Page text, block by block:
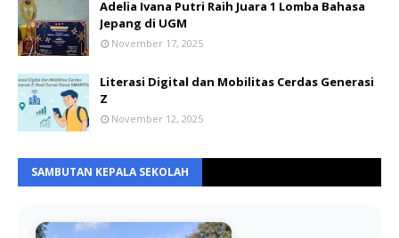
Adelia Ivana Putri Raih Juara 1 Lomba Bahasa
Jepang di UGM
November 17, 2025
Literasi Digital dan Mobilitas Cerdas Generasi
Z
November 12, 2025
SAMBUTAN KEPALA SEKOLAH